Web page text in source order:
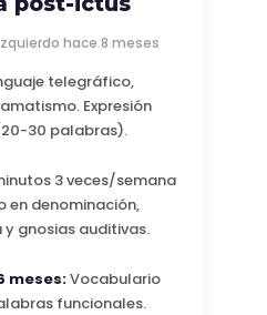
hace 8 meses
telegráfico,
Expresión
30 palabras).
3 veces/semana
en denominación,
gnosias auditivas.
meses:Vocabulario
funcionales.